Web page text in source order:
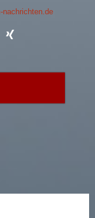
nachrichten.de